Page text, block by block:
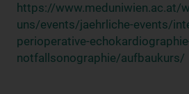
https://www.meduniwien.ac.at/
uns/events/jaehrliche-events/
perioperative-
notfallsonographie/aufbaukurs/